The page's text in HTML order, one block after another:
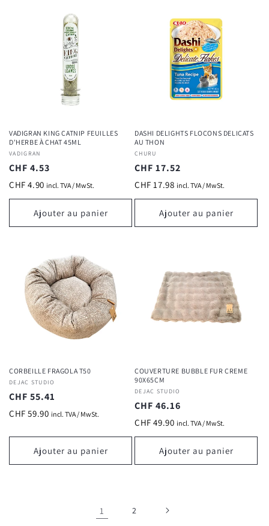
VADIGRAN KING CATNIP FEUILLES
D'HERBE À CHAT 45ML
Fournisseur :
VADIGRAN
Prix
habituel
CHF 4.53
CHF 4.90 incl. TVA / MwSt.
Ajouter au panier
DASHI DELIGHTS FLOCONS DELICATS
AU THON
Fournisseur :
CHURU
Prix
habituel
CHF 17.52
CHF 17.98 incl. TVA / MwSt.
Ajouter au panier
CORBEILLE FRAGOLA T50
Fournisseur :
DEJAC STUDIO
Prix
habituel
CHF 55.41
CHF 59.90 incl. TVA / MwSt.
Ajouter au panier
COUVERTURE BUBBLE FUR CREME
90X65CM
Fournisseur :
DEJAC STUDIO
Prix
habituel
CHF 46.16
CHF 49.90 incl. TVA / MwSt.
Ajouter au panier
1 2